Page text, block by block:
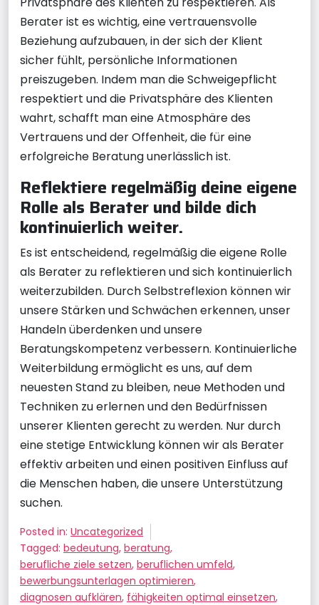
Berater ist es wichtig, eine vertrauensvolle
Beziehung aufzubauen, in der sich der Klient
sicher fühlt, persönliche Informationen
preiszugeben. Indem man die Schweigepflicht
respektiert und die Privatsphäre des Klienten
wahrt, schafft man eine Atmosphäre des
Vertrauens und der Offenheit, die für eine
erfolgreiche Beratung unerlässlich ist.
Reflektiere regelmäßig deine eigene
Rolle als Berater und bilde dich
kontinuierlich weiter.
Es ist entscheidend, regelmäßig die eigene Rolle
als Berater zu reflektieren und sich kontinuierlich
weiterzubilden. Durch Selbstreflexion können wir
unsere Stärken und Schwächen erkennen, unser
Handeln überdenken und unsere
Beratungskompetenz verbessern. Kontinuierliche
Weiterbildung ermöglicht es uns, auf dem
neuesten Stand zu bleiben, neue Methoden und
Techniken zu erlernen und den Bedürfnissen
unserer Klienten gerecht zu werden. Nur durch
eine stetige Entwicklung können wir als Berater
effektiv arbeiten und einen positiven Einfluss auf
die Menschen haben, die unsere Unterstützung
suchen.
Posted in: Uncategorized
Tagged: bedeutung, beratung,
berufliche ziele setzen, beruflichen umfeld,
bewerbungsunterlagen optimieren,
diagnosen aufklären, fähigkeiten optimal einsetzen,